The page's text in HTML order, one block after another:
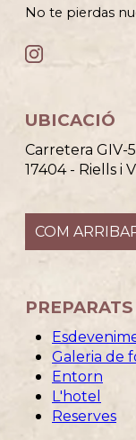
No te pierdas
UBICACIÓ
Carretera GIV-
17404 - Riells i
COM
Galeria de
Entorn
L'hotel
Reserves